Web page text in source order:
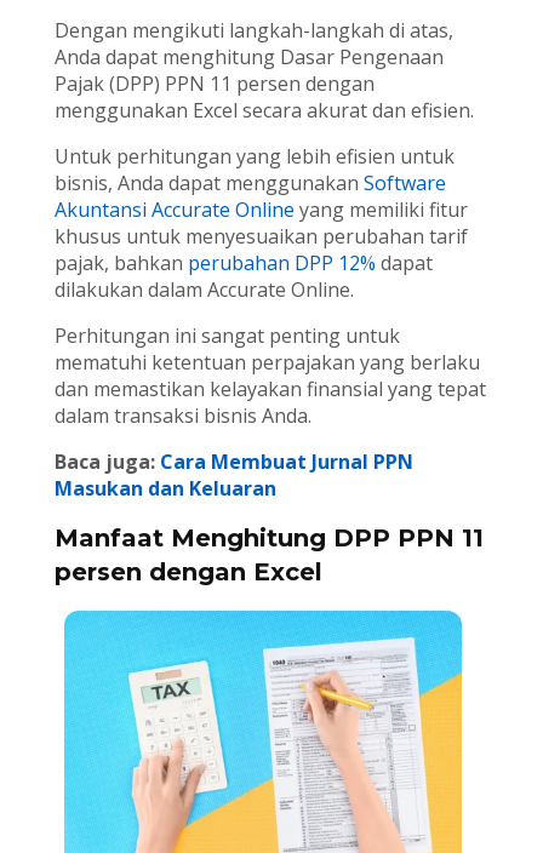
Dengan mengikuti langkah-langkah di atas,
Anda dapat menghitung Dasar Pengenaan
Pajak (DPP) PPN 11 persen dengan
menggunakan Excel secara akurat dan efisien.
Untuk perhitungan yang lebih efisien untuk
bisnis, Anda dapat menggunakan Software
Akuntansi Accurate Online yang memiliki fitur
khusus untuk menyesuaikan perubahan tarif
pajak, bahkan perubahan DPP 12% dapat
dilakukan dalam Accurate Online.
Perhitungan ini sangat penting untuk
mematuhi ketentuan perpajakan yang berlaku
dan memastikan kelayakan finansial yang tepat
dalam transaksi bisnis Anda.
Baca juga: Cara Membuat Jurnal PPN
Masukan dan Keluaran
Manfaat Menghitung DPP PPN 11
persen dengan Excel